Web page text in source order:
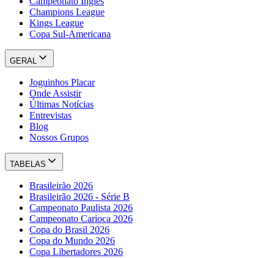
Champions League
Kings League
Copa Sul-Americana
GERAL
Joguinhos Placar
Onde Assistir
Últimas Notícias
Entrevistas
Blog
Nossos Grupos
TABELAS
Brasileirão 2026
Brasileirão 2026 - Série B
Campeonato Paulista 2026
Campeonato Carioca 2026
Copa do Brasil 2026
Copa do Mundo 2026
Copa Libertadores 2026